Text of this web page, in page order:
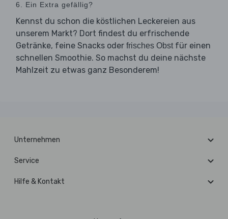
6. Ein Extra gefällig?
Kennst du schon die köstlichen Leckereien aus
unserem Markt? Dort findest du erfrischende
Getränke, feine Snacks oder frisches Obstfür einen
schnellen Smoothie. So machst du deine nächste
Mahlzeit zu etwas ganz Besonderem!
Unternehmen
Service
Hilfe & Kontakt